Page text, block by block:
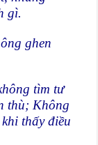
gì.
ghen
tìm tư
thù; Không
thấy điều